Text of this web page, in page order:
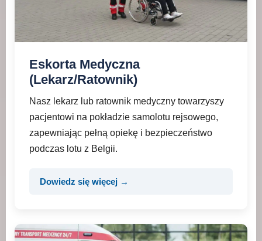
Eskorta Medyczna
(Lekarz/Ratownik)
Nasz lekarz lub ratownik medyczny towarzyszy
pacjentowi na pokładzie samolotu rejsowego,
zapewniając pełną opiekę i bezpieczeństwo
podczas lotu z Belgii.
Dowiedz się więcej →